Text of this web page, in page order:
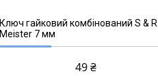
Ключ гайковий комбінований S & R
Meister 7 мм
49 ₴